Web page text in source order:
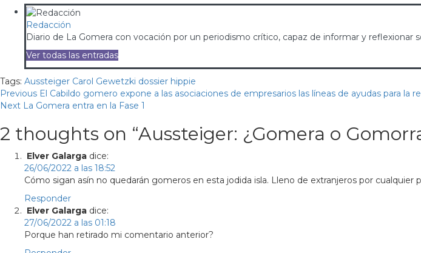
Redacción
Diario de La Gomera con vocación por un periodismo crítico, capaz de informar y reflexionar
Ver todas las entradas
Tags: Aussteiger Carol Gewetzki dossier hippie
Continue
Previous El Cabildo gomero expone a las asociaciones de empresarios las líneas de ayudas para la
Next La Gomera entra en la Fase 1
2 thoughts on “Aussteiger: ¿Gomera o
Elver Galarga dice:
26/06/2022 a las 18:52
Cómo sigan asín no quedarán gomeros en esta jodida isla. Lleno de extranjeros por
Responder
Elver Galarga dice:
27/06/2022 a las 01:18
Porque han retirado mi comentario anterior?